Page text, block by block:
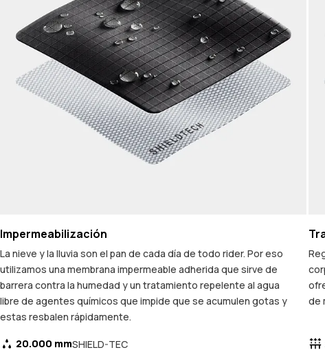
Impermeabilización
La nieve y la lluvia son el pan de cada día de todo rider. Por eso
utilizamos una membrana impermeable adherida que sirve de
barrera contra la humedad y un tratamiento repelente al agua
libre de agentes químicos que impide que se acumulen gotas y
estas resbalen rápidamente.
20.000 mmSHIELD-TEC
de